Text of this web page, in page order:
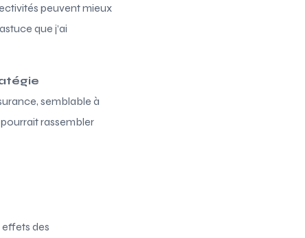
peuvent mieux
que j’ai
semblable à
rassembler
effets des